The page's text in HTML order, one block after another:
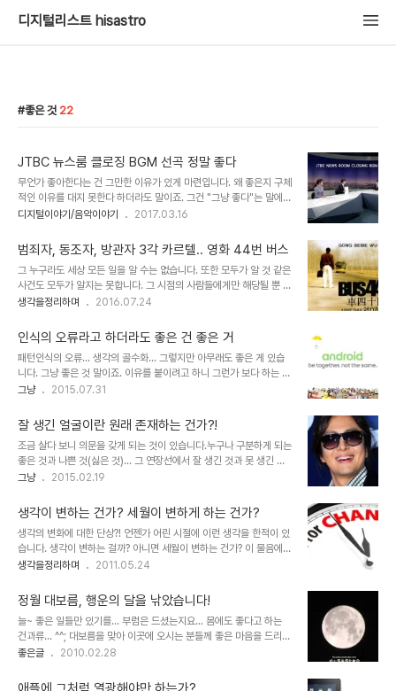
디지털리스트 hisastro
좋은 것 22
JTBC 뉴스룸 클로징 BGM 선곡 정말 좋다
무언가 좋아한다는 건 그만한 이유가 있게 마련입니다. 왜 좋은지 구체
적인 이유를 대지 못한다 하더라도 말이죠. 그건 "그냥 좋다"는 말에
대해 좋은 이유가 무엇인지 모른다고 해서 그건 좋아하는 것이 아니라
뭐는 어떻고 왜 저러냐며 추궁할 것까지 있겠냐는 생각이기도 합니다.
어떤 면에서 "그냥 좋은 것이 왜냐?"에 대해 생각하다 보면 단추가 잘
못 끼워져 어긋나듯 (이유는 알 수 없지만) 실제 좋았던 그 본질과는
거리가 먼 다른 것으로 구체화 될 수 있다는 점에서 주의해야 한다는
겁니다. 또한 "사실 잘 모르겠다"는 건 세상을 깊이 바라보며 모든 부
아니겠지만요. ^^ 음..
디지털이야기/음악이야기 2017.03.16
범죄자, 동조자, 방관자 3각 카르텔.. 영화 44번 버스
그 누구라도 세상 모든 일을 알 수는 없습니다. 또한 모두가 알 것 같은
사건도 모두가 알지는 못합니다. 그 시점의 사람들에게만 해당될 뿐 시
간의 흐름에 따라서는 완전히 잊히지는 않을지라도 모든 이가 기억하
락(喜怒哀樂)으로 지칭되는 인간사 혹은 세상사의 중심 소재는 몇 가
지 범주에서 크게 벗어나진 않는 것 같습니다. 이야기는 조금씩 다를지
몰라도 말이죠. 많이들 회자된 것으로 보이는 이야기를 접했습니다. 실
화를 바탕으로 제작되었다고 하는 영화 "44번 버스"와 관련된 내용입
니다. 전해 들은 이야기와 영화가 말하고자 하는 바는 사람들이 살아가
행동으로 변화될 수도 있었던, ..
생각을정리하며 2016.07.24
인식의 오류라고 하더라도 좋은 건 좋은 거
패턴인식의 오류... 생각의 골수화... 그렇지만 아무래도 좋은 게 있습
니다. 그냥 좋은 것 말이죠. 이유를 붙이려고 하니 그런가 보다 하는 것
이지.. 사실 생각해 보면 좋은 건 그냥 좋은 겁니다. 의도화된 것... 숨
잡고 생각을 좋게 만듭니다. 왜일까요?아마도 평화와 자유 그리고 함
께 공존하는 조화로움에 대한 동경 때문은 아닌지... be together.
not the same. 페이스북의 조회수는 1억1천6백을 넘어섰고.. 유튜
브에서도 2천만 가까운 페이지뷰를 기록 중인 안드로이드 광고 동영
상 얘깁니다. 같지 않아도 함께 한다... 자신들의 매체가 바탕이기에 그
않는 흐..
그냥 2015.07.31
잘 생긴 얼굴이란 원래 존재하는 건가?!
조금 살다 보니 의문을 갖게 되는 것이 있습니다.누구나 구분하게 되는
좋은 것과 나쁜 것(싫은 것)... 그 연장선에서 잘 생긴 것과 못 생긴 것
등등 그 구분은 원래 있었느냐는 의문. 문득 인터넷에서 배용준과 관련
에서 남자인 제 눈에도 잘 생겼다는 생각이 들더군요. 그리고 그의 얼
굴에서 왠지 어딘가 익숙한 모습이 교차되었습니다. 이제는 이 세상 사
람이 아니지만 아직 많은 이들의 가슴속에 남아 있는 마이클 잭슨. 이
미지 출처: news.kstyle.com / 배용준 사진 치곤 좀 못나온 사진이
죠? ㅎ 마이클 잭슨을 떠올리면 그의 음악적인 유명세 이면에 늘 논란
굴... 인..
그냥 2015.02.19
생각이 변하는 건가? 세월이 변하게 하는 건가?
생각의 변화에 대한 단상?! 언젠가 어린 시절에 이런 생각을 한적이 있
습니다. 생각이 변하는 걸까? 아니면 세월이 변하는 건가? 이 물음에
대한 고민으로서 그 때 세웠던 가설은 이랬습니다. 기본적 상황학창시
행위는 당연시하면서 학생들에겐 왜 못하게 하는 것일까? 내가 어른이
되면, 학생들의 담배 피우는 행위에 대해서 뭐라고 하지 않으리라... 그
리고 그렇게 다짐한 것에 대한 생각할 수 있는 2가지는 이랬습니다. 1.
나는 변하지 않았다.그러나 그 변하지 않는 것은 나의 생각일 뿐이고
내가 괜찮다고 생각한 그 기준은 담배였으나, 내가 어른이 된 그 시점
던 기준을 넘어선 행위..
생각을정리하며 2011.05.24
정월 대보름, 행운의 달을 낚았습니다!
늘~ 좋은 일들만 있기를... 부럼은 드셨는지요... 몸에도 좋다고 하는
건과류... ^^; 대보름을 맞아 이곳에 오시는 분들께 좋은 마음을 드리려
고 예전에 찍었던 사진입니다만, 직접 찍었던 달 사진을 올려봅니다.
많은 소재가 되고 있습니다. 그런데, 달은 무엇보다도 우리나라의 전통
좋은글 2010.02.28